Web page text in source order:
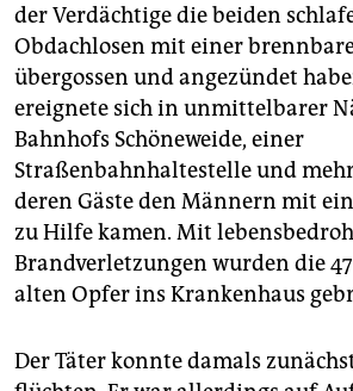
der Verdächtige die beiden
Obdachlosen mit einer
übergossen und angezündet
ereignete sich in unmittelbarer
Bahnhofs Schöneweide, einer
Straßenbahnhaltestelle und
deren Gäste den Männern mit
zu Hilfe kamen. Mit
Brandverletzungen wurden die
alten Opfer ins Krankenhaus
Der Täter konnte damals